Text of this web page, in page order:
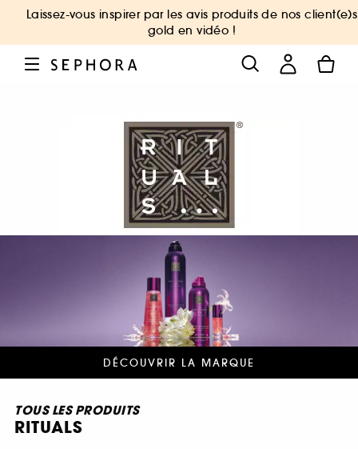
Laissez-vous inspirer par les avis produits de nos client(e)s
gold en vidéo !
DÉCOUVRIR LA MARQUE
TOUS LES PRODUITS
RITUALS